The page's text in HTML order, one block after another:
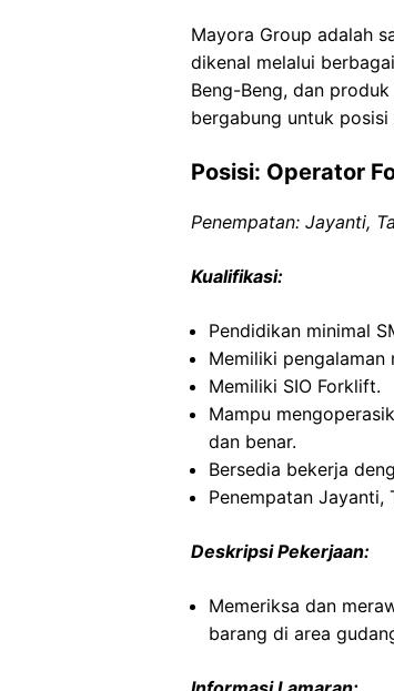
Mayora Group adalah
dikenal melalui
Beng-Beng, dan
bergabung untuk posisi
Posisi: Operator
Penempatan: Jayanti,
Kualifikasi:
Pendidikan minimal
Memiliki pengalaman
Memiliki SIO Forklift.
Mampu
dan benar.
Bersedia bekerja
Penempatan Jayanti,
Deskripsi Pekerjaan:
Memeriksa dan
barang di area